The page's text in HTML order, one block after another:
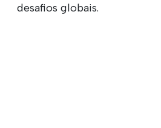
desafios globais.